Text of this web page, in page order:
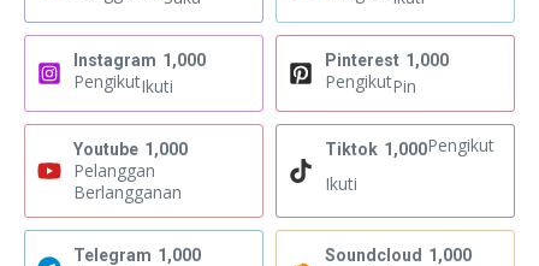
Instagram 1,000
PengikutIkuti
Pinterest 1,000
PengikutPin
Youtube 1,000
Pelanggan
Berlangganan
Tiktok 1,000Pengikut
Ikuti
Telegram 1,000 Soundcloud 1,000